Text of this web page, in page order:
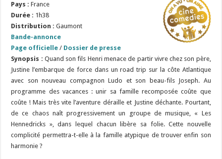
Pays : France
Durée : 1h38
Distribution : Gaumont
Bande-annonce
Page officielle / Dossier de presse
Synopsis : Quand son fils Henri menace de partir vivre chez son père,
Justine l’embarque de force dans un road trip sur la côte Atlantique
avec son nouveau compagnon Ludo et son beau-fils Joseph. Au
programme des vacances : unir sa famille recomposée coûte que
coûte ! Mais très vite l’aventure déraille et Justine déchante. Pourtant,
de ce chaos naît progressivement un groupe de musique, « Les
Hennedricks », dans lequel chacun libère sa folie. Cette nouvelle
complicité permettra-t-elle à la famille atypique de trouver enfin son
harmonie ?